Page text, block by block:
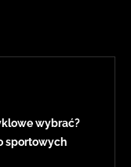
wybrać?
sportowych